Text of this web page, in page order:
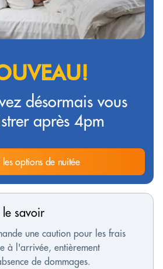
désormais vous
après 4pm
options de nuitée
savoir
une caution pour les frais
à l'arrivée, entièrement
de dommages.